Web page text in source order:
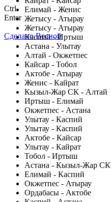
Елимай - Женис
Жетысу - Атырау
Жетысу - Атырау
Каспий - Иртыш
Астана - Улытау
Алтай - Окжетпес
Кайсар - Тобол
Актобе - Атырау
Женис - Кайрат
Кызыл-Жар СК - Алтай
Иртыш - Елимай
Окжетпес - Астана
Улытау - Каспий
Улытау - Каспий
Актобе - Кайсар
Улытау - Кайрат
Тобол - Иртыш
Астана - Кызыл-Жар СК
Елимай - Каспий
Окжетпес - Атырау
Ордабасы - Актобе
Ctrl
Enter
Сделано Весной